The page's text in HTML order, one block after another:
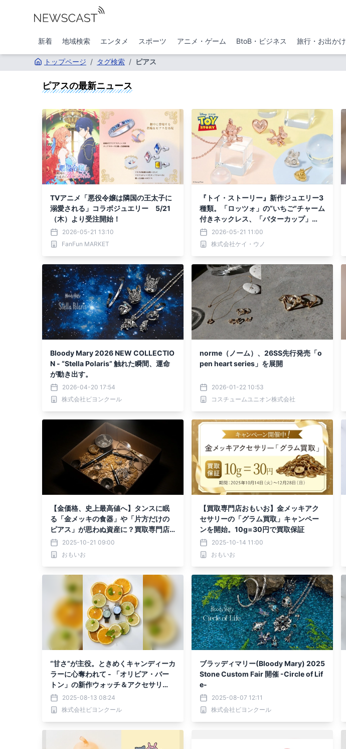
新着 地域検索 エンタメ スポーツ アニメ・ゲーム BtoB・ビジネス 旅行・お出かけ
トップページ / タグ検索 / ピアス
ピアスの最新ニュース
TVアニメ「悪役令嬢は隣国の王太子に
溺愛される」コラボジュエリー 5/21
（木）より受注開始！
2026-05-21 13:10
FanFun MARKET
『トイ・ストーリー』新作ジュエリー3
種類。「ロッツォ」の“いちご”チャーム
付きネックレス、「バターカップ」
「ダッキー＆バニー」左右異なるデザ
インのピアス
2026-05-21 11:00
株式会社ケイ・ウノ
Bloody Mary 2026 NEW COLLECTIO
N - “Stella Polaris” 触れた瞬間、運命
が動き出す。
2026-04-20 17:54
株式会社ビヨンクール
norme（ノーム）、26SS先行発売「o
pen heart series」を展開
2026-01-22 10:53
コスチュームユニオン株式会社
【金価格、史上最高値へ】タンスに眠
る「金メッキの食器」や「片方だけの
ピアス」が思わぬ資産に？買取専門店
で相談が前年比50%増
2025-10-21 09:00
おもいお
【買取専門店おもいお】金メッキアク
セサリーの「グラム買取」キャンペー
ンを開始。10g=30円で買取保証
2025-10-14 11:00
おもいお
“甘さ”が主役。ときめくキャンディーカ
ラーに心奪われて - 「オリビア・バー
トン」の新作ウォッチ＆アクセサリ
ー、8月15日登場
2025-08-13 08:24
株式会社ビヨンクール
ブラッディマリー(Bloody Mary) 2025
Stone Custom Fair 開催 -Circle of Lif
e-
2025-08-07 12:11
株式会社ビヨンクール